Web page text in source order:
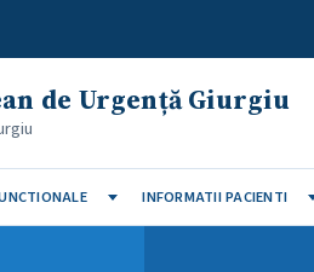
de Urgență Giurgiu
INFORMATII PACIENTI